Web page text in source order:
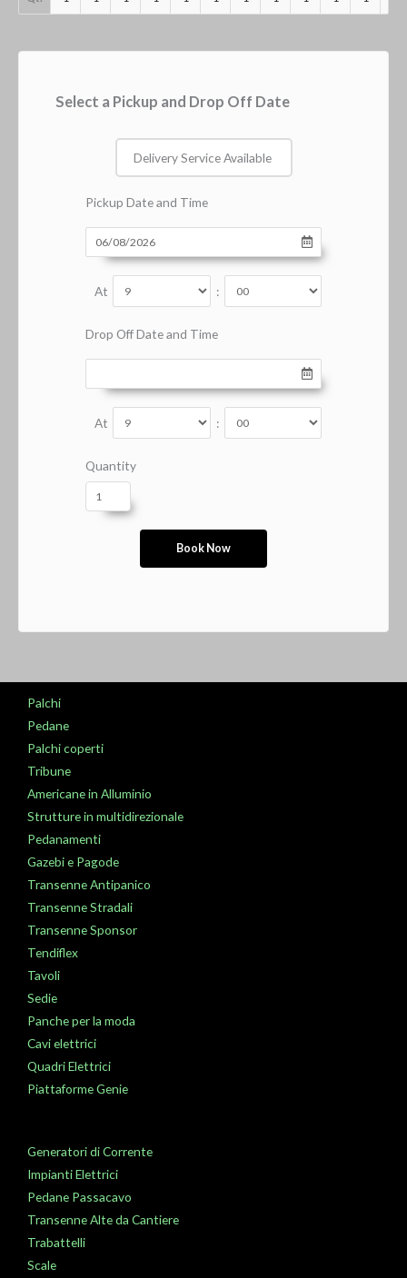
Select a Pickup and Drop Off Date
Delivery Service Available
Pickup Date and Time
At :
Drop Off Date and Time
At :
Quantity
Palchi
Pedane
Palchi coperti
Tribune
Americane in Alluminio
Strutture in multidirezionale
Pedanamenti
Gazebi e Pagode
Transenne Antipanico
Transenne Stradali
Transenne Sponsor
Tendiflex
Tavoli
Sedie
Panche per la moda
Cavi elettrici
Quadri Elettrici
Piattaforme Genie
Generatori di Corrente
Impianti Elettrici
Pedane Passacavo
Transenne Alte da Cantiere
Trabattelli
Scale